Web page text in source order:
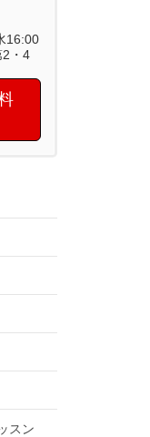
16:00
・4
スン